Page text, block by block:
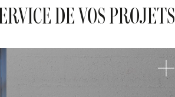
DE VOS PROJETS